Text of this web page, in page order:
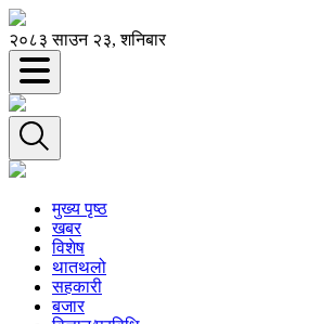
२०८३ साउन २३, शनिबार
मुख्य पृष्ठ
खबर
विशेष
थातथलो
सहकारी
बजार